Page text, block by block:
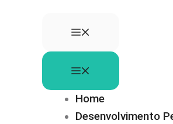
Home
Desenvolvimento